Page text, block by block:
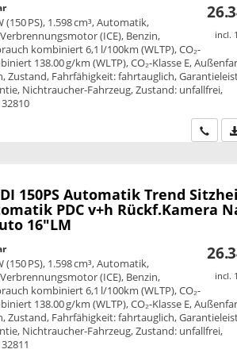
incl.
(150 PS), 1.598 cm³, Automatik,
(ICE), Benzin,
kombiniert 6,1 l/100km (WLTP), CO₂-
138.00 g/km (WLTP), CO₂-Klasse E,
Zustand, Fahrfähigkeit: fahrtauglich,
Nichtraucher-Fahrzeug, Zustand: unfallfrei,
Wir
150PS Automatik Trend
PDC v+h Rückf.Kamera
16"LM
incl.
(150 PS), 1.598 cm³, Automatik,
(ICE), Benzin,
kombiniert 6,1 l/100km (WLTP), CO₂-
138.00 g/km (WLTP), CO₂-Klasse E,
Zustand, Fahrfähigkeit: fahrtauglich,
Nichtraucher-Fahrzeug, Zustand: unfallfrei,